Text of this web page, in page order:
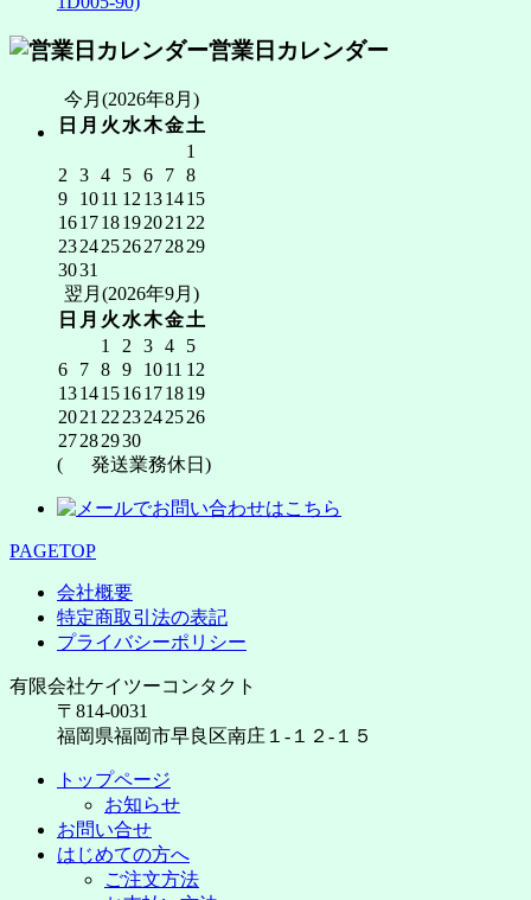
営業日カレンダー
今月(2026年8月)
日 月 火 水木金土
1
2
3 4 5 6 7 8
9
1011 12 131415
161718192021 22
23242526272829
3031
翌月(2026年9月)
日 月 火 水木金土
1
2 3 4
5
6
7 8 9 1011 12
13141516171819
2021 22 23242526
27282930
(
発送業務休日)
PAGETOP
会社概要
特定商取引法の表記
プライバシーポリシー
有限会社ケイツーコンタクト
〒814-0031
福岡県福岡市早良区南庄１-１２-１５
トップページ
お知らせ
お問い合せ
はじめての方へ
ご注文方法